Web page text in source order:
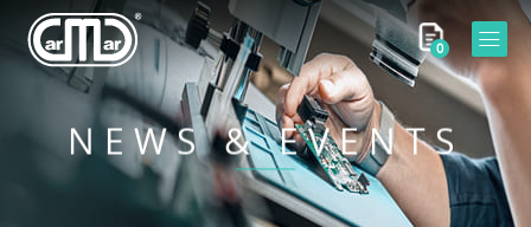
0
NEWS & EVENTS